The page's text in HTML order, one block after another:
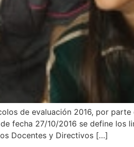
de evaluación 2016, por
fecha 27/10/2016 se define los
Docentes y Directivos […]